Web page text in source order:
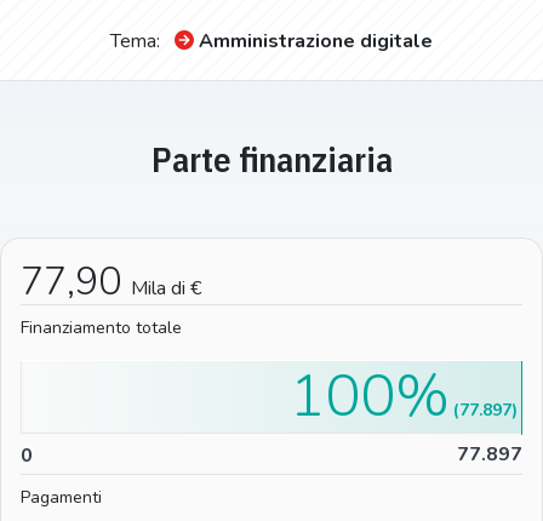
Tema: Amministrazione digitale
Parte finanziaria
77,90 Mila di €
Finanziamento totale
0 77.897
100% (77.897)
Pagamenti